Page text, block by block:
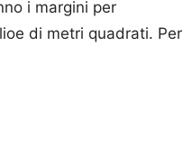
i margini per
di metri quadrati. Per